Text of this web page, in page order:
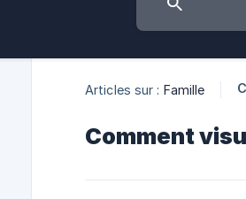
Articles sur : Famille
Comment